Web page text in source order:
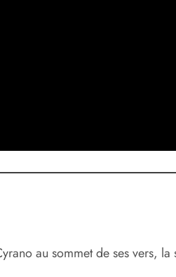
au sommet de ses vers,